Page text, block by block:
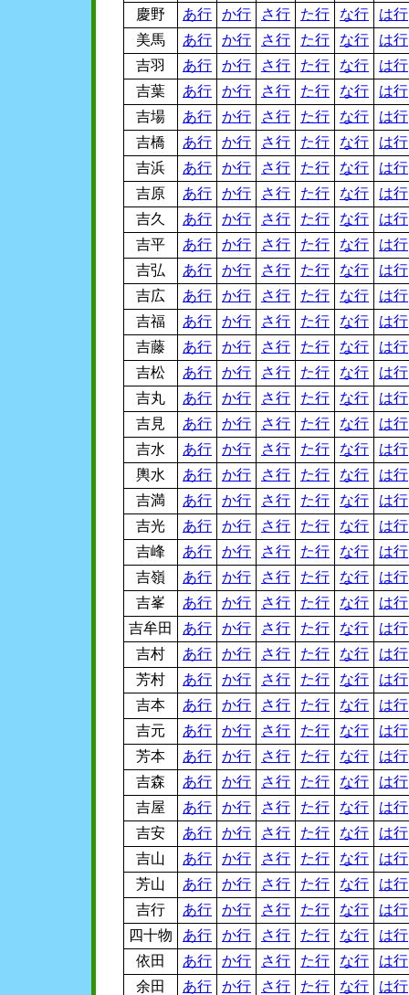
慶野 あ行 か行 さ行 た行 な行
は行
美馬
あ行 か行 さ行 た行 な行
は行
吉羽
あ行 か行 さ行 た行 な行
は行
吉葉
あ行 か行 さ行 た行 な行
は行
吉場
あ行 か行 さ行 た行 な行
は行
吉橋
あ行 か行 さ行 た行 な行
は行
吉浜
あ行 か行 さ行 た行 な行
は行
吉原
あ行 か行 さ行 た行 な行
は行
吉久
あ行 か行 さ行 た行 な行
は行
吉平
あ行 か行 さ行 た行 な行
は行
吉弘
あ行 か行 さ行 た行 な行
は行
吉広
あ行 か行 さ行 た行 な行
は行
吉福
あ行 か行 さ行 た行 な行
は行
吉藤
あ行 か行 さ行 た行 な行
は行
吉松
あ行 か行 さ行 た行 な行
は行
吉丸
あ行 か行 さ行 た行 な行
は行
吉見
あ行 か行 さ行 た行 な行
は行
吉水
あ行 か行 さ行 た行 な行
は行
輿水
あ行 か行 さ行 た行 な行
は行
吉満
あ行 か行 さ行 た行 な行
は行
吉光
あ行 か行 さ行 た行 な行
は行
吉峰
あ行 か行 さ行 た行 な行
は行
吉嶺
あ行 か行 さ行 た行 な行
は行
吉峯
あ行 か行 さ行 た行 な行
は行
吉牟田
あ行 か行 さ行 た行 な行
は行
吉村
あ行 か行 さ行 た行 な行
は行
芳村
あ行 か行 さ行 た行 な行
は行
吉本
あ行 か行 さ行 た行 な行
は行
吉元
あ行 か行 さ行 た行 な行
は行
芳本
あ行 か行 さ行 た行 な行
は行
吉森
あ行 か行 さ行 た行 な行
は行
吉屋
あ行 か行 さ行 た行 な行
は行
吉安
あ行 か行 さ行 た行 な行
は行
吉山
あ行 か行 さ行 た行 な行
は行
芳山
あ行 か行 さ行 た行 な行
は行
吉行
あ行 か行 さ行 た行 な行
は行
四十物
あ行 か行 さ行 た行 な行
は行
依田
あ行 か行 さ行 た行 な行
は行
余田
あ行 か行 さ行 た行 な行
は行